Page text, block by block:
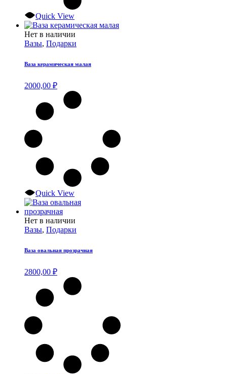
Quick View
Нет в наличии
Вазы, Подарки
Ваза керамическая малая
2000,00 ₽
Quick View
Нет в наличии
Вазы, Подарки
Ваза овальная прозрачная
2800,00 ₽